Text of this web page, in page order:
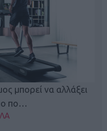
μπορεί να αλλάξει
πο…